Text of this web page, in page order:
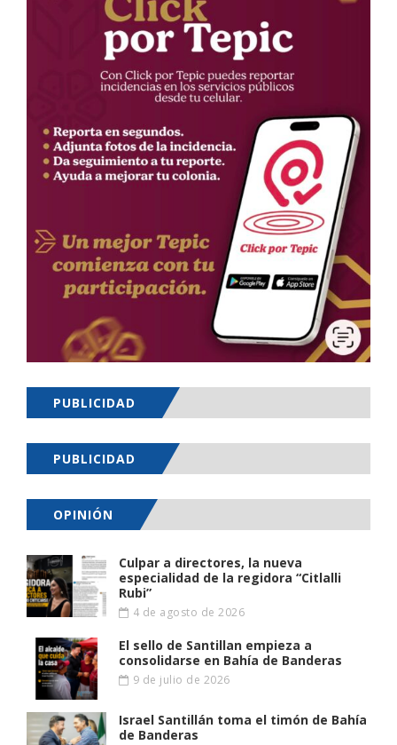
PUBLICIDAD
PUBLICIDAD
OPINIÓN
Culpar a directores, la nueva
especialidad de la regidora “Citlalli
Rubi”
4 de agosto de 2026
El sello de Santillan empieza a
consolidarse en Bahía de Banderas
9 de julio de 2026
Israel Santillán toma el timón de Bahía
de Banderas